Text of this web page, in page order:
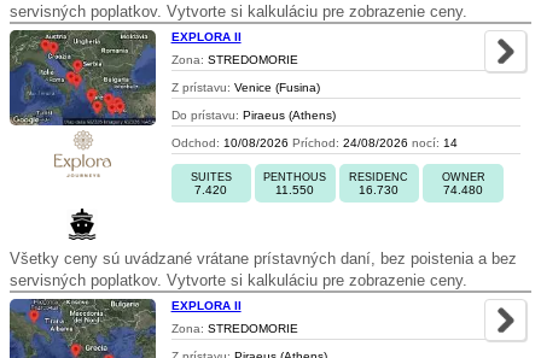
servisných poplatkov. Vytvorte si kalkuláciu pre zobrazenie ceny.
EXPLORA II
Zona: STREDOMORIE
Z prístavu: Venice (Fusina)
Do prístavu: Piraeus (Athens)
Odchod: 10/08/2026 Príchod: 24/08/2026 nocí: 14
SUITES
7.420
PENTHOUS
11.550
RESIDENC
16.730
OWNER
74.480
Všetky ceny sú uvádzané vrátane prístavných daní, bez poistenia a bez
servisných poplatkov. Vytvorte si kalkuláciu pre zobrazenie ceny.
EXPLORA II
Zona: STREDOMORIE